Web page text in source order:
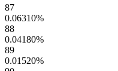
87
0.06310%
88
0.04180%
89
0.01520%